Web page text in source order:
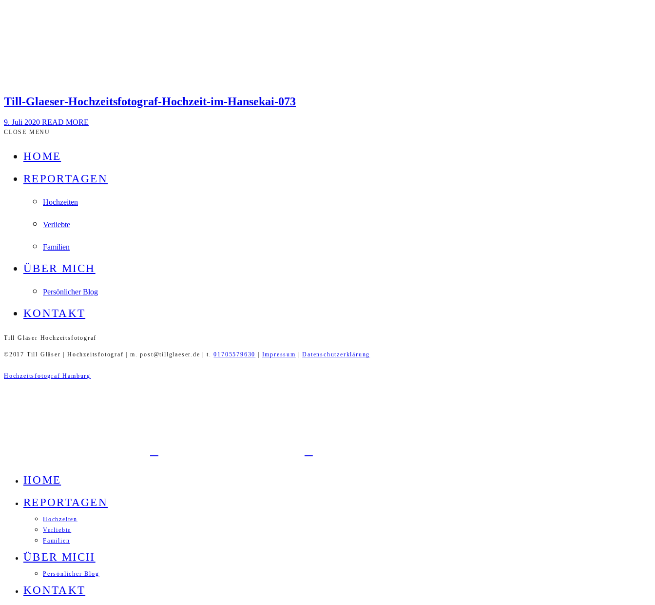
Till-Glaeser-Hochzeitsfotograf-Hochzeit-im-Hansekai-073
9. Juli 2020 READ MORE
CLOSE MENU
HOME
REPORTAGEN
Hochzeiten
Verliebte
Familien
ÜBER MICH
Persönlicher Blog
KONTAKT
Till Gläser Hochzeitsfotograf
©2017 Till Gläser | Hochzeitsfotograf | m. post@tillglaeser.de | t.01705579630 | Impressum |Datenschutzerklärung
Hochzeitsfotograf Hamburg
HOME
REPORTAGEN
Hochzeiten
Verliebte
Familien
ÜBER MICH
Persönlicher Blog
KONTAKT